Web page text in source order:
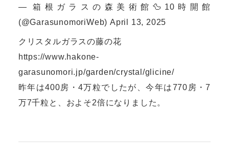
— 箱根ガラスの森美術館🦆10時開館
(@GarasunomoriWeb)April 13, 2025
クリスタルガラスの藤の花
https://www.hakone-
garasunomori.jp/garden/crystal/glicine/
昨年は400房・4万粒でしたが、今年は770房・7
万7千粒と、およそ2倍になりました。